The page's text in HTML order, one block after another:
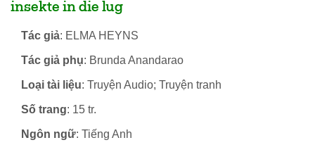
insekte in die lug
Tác giả: ELMA HEYNS
Tác giả phụ: Brunda Anandarao
Loại tài liệu: Truyện Audio; Truyện tranh
Số trang: 15 tr.
Ngôn ngữ: Tiếng Anh